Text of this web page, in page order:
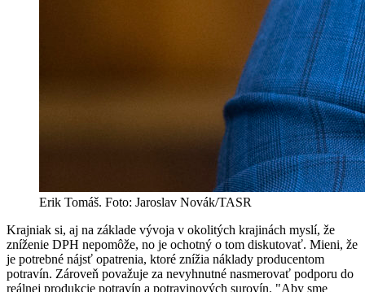
Erik Tomáš. Foto: Jaroslav Novák/TASR
Krajniak si, aj na základe vývoja v okolitých krajinách myslí, že
zníženie DPH nepomôže, no je ochotný o tom diskutovať. Mieni, že
je potrebné nájsť opatrenia, ktoré znížia náklady producentom
potravín. Zároveň považuje za nevyhnutné nasmerovať podporu do
reálnej produkcie potravín a potravinových surovín. "Aby sme